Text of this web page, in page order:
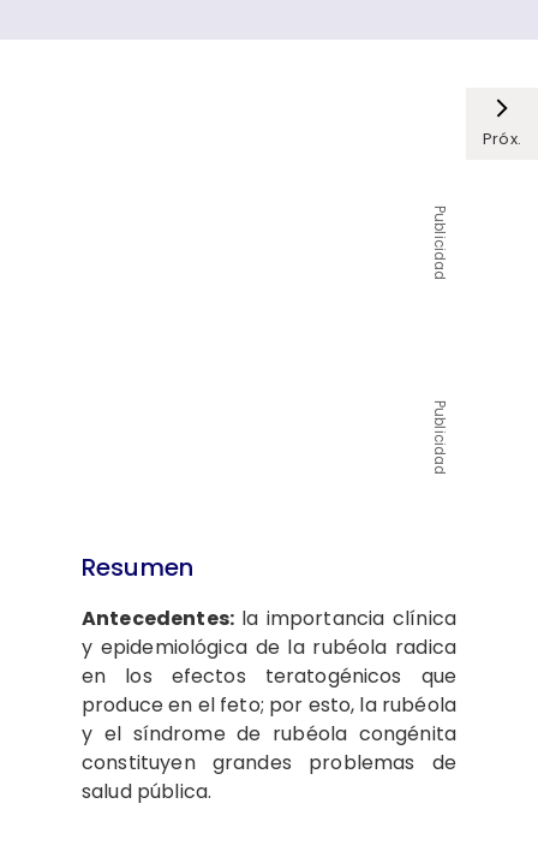
Próx.
Publicidad
Publicidad
Resumen
Antecedentes: la importancia clínica
y epidemiológica de la rubéola radica
en los efectos teratogénicos que
produce en el feto; por esto, la rubéola
y el síndrome de rubéola congénita
constituyen grandes problemas de
salud pública.